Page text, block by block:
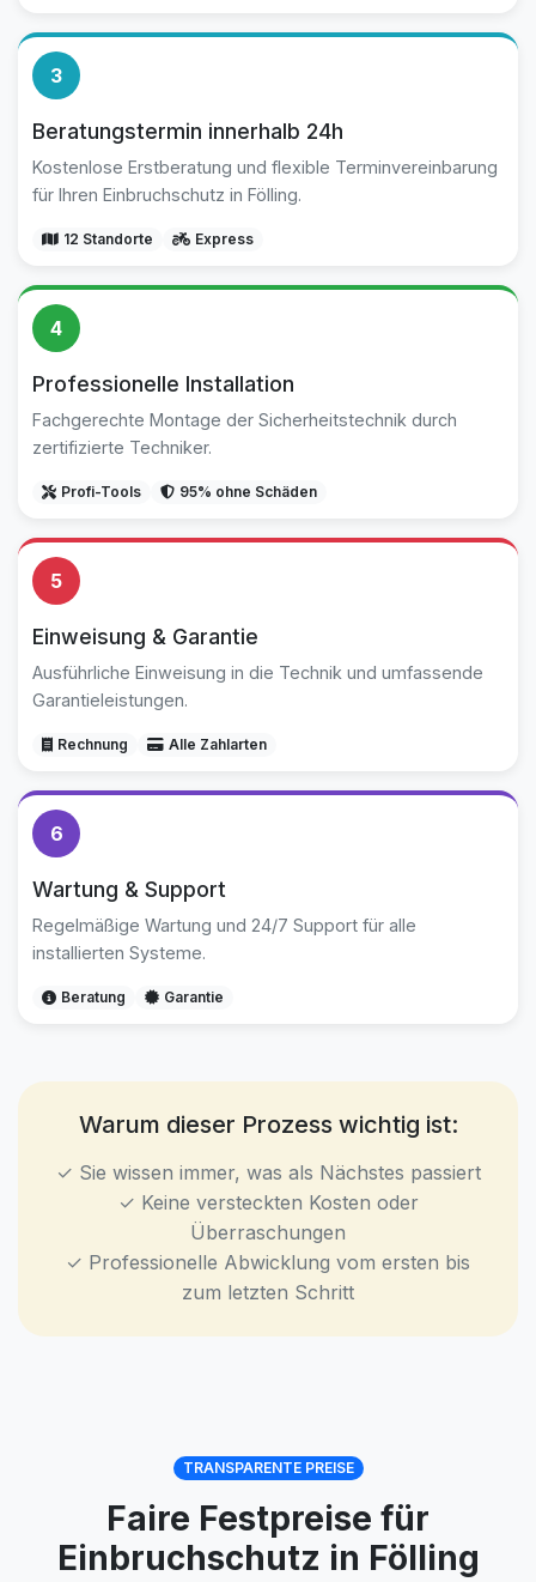
3
Beratungstermin innerhalb 24h
Kostenlose Erstberatung und flexible Terminvereinbarung
für Ihren Einbruchschutz in Fölling.
12 Standorte Express
4
Professionelle Installation
Fachgerechte Montage der Sicherheitstechnik durch
zertifizierte Techniker.
Profi-Tools 95% ohne Schäden
5
Einweisung & Garantie
Ausführliche Einweisung in die Technik und umfassende
Garantieleistungen.
Rechnung Alle Zahlarten
6
Wartung & Support
Regelmäßige Wartung und 24/7 Support für alle
installierten Systeme.
Beratung Garantie
Warum dieser Prozess wichtig ist:
✓ Sie wissen immer, was als Nächstes passiert
✓ Keine versteckten Kosten oder
Überraschungen
✓ Professionelle Abwicklung vom ersten bis
zum letzten Schritt
TRANSPARENTE PREISE
Faire Festpreise für
Einbruchschutz in Fölling